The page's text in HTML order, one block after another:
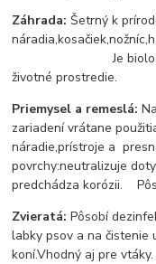
Záhrada: Šetrný k
Je biologický
životné prostredie.
Priemysel a remeslá:
zariadení vrátane
náradie,prístroje a
povrchy:neutralizuje
predchádza korózii.
Zvieratá: Pôsobí
labky psov a na čistenie
koní.Vhodný aj pre vtáky.